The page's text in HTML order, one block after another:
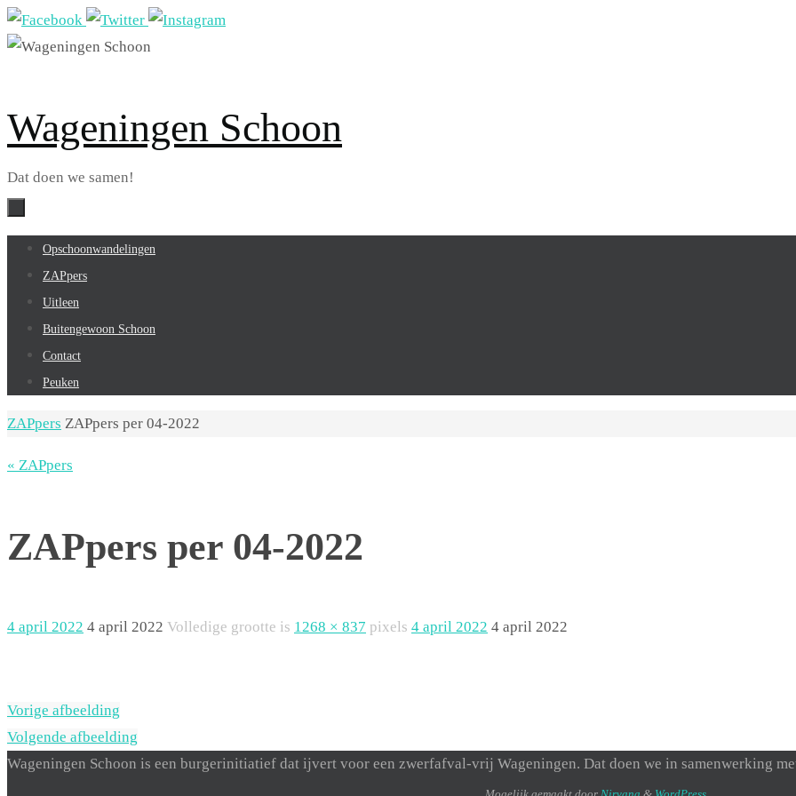
Ga
naar
Wageningen Schoon
Dat doen we samen!
naar
inhoud
Opschoonwandelingen
ZAPpers
Uitleen
Buitengewoon Schoon
Contact
Peuken
Home
ZAPpers ZAPpers per 04-2022
« ZAPpers
ZAPpers per 04-2022
4 april 2022 4 april 2022 Volledige grootte is 1268 × 837 pixels 4 april 2022 4 april 2022
Vorige afbeelding
Volgende afbeelding
Wageningen Schoon is een burgerinitiatief dat ijvert voor een zwerfafval-vrij Wageningen. Dat doen we in samenwerking